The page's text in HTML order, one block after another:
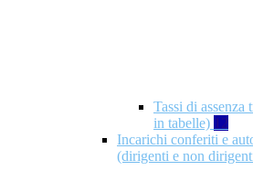
Tassi di assenza
in tabelle) 12
Incarichi conferiti e
(dirigenti e non